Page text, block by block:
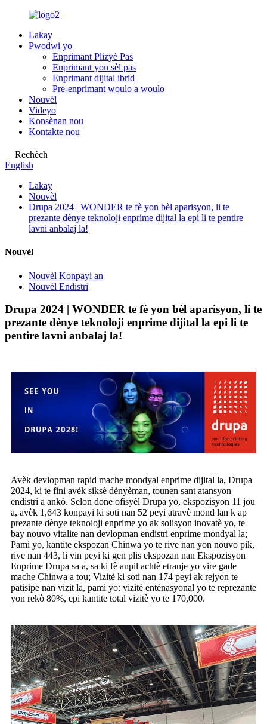
Lakay
Pwodwi yo
Enprimant Plizyè Pas
Enprimant yon sèl pas
Enprimant dijital ibrid
Pre-enprimant woulo a woulo
Nouvèl
Videyo
Konsènan nou
Kontakte nou
Rechèch
English
Lakay
Nouvèl
Drupa 2024 | WONDER te fè yon bèl aparisyon, li te
prezante dènye teknoloji enprime dijital la epi li te pentire
lavni anbalaj la!
Nouvèl
Nouvèl Konpayi an
Nouvèl Endistri
Drupa 2024 | WONDER te fè yon bèl aparisyon, li te
prezante dènye teknoloji enprime dijital la epi li te
pentire lavni anbalaj la!
Avèk devlopman rapid mache mondyal enprime dijital la, Drupa
2024, ki te fini avèk siksè dènyèman, tounen sant atansyon
endistri a ankò. Selon done ofisyèl Drupa yo, ekspozisyon 11 jou
a, avèk 1,643 konpayi ki soti nan 52 peyi atravè mond lan k ap
prezante dènye teknoloji enprime yo ak solisyon inovatè yo, te
bay nouvo vitalite nan devlopman endistri enprime mondyal la;
Pami yo, kantite ekspozan Chinwa yo te rive nan yon nouvo pik,
rive nan 443, li vin peyi ki gen plis ekspozan nan Ekspozisyon
Enprime Drupa sa a, sa ki fè anpil achtè etranje yo vire gade
mache Chinwa a tou; Vizitè ki soti nan 174 peyi ak rejyon te
patisipe nan vizit la, pami yo: vizitè entènasyonal yo te reprezante
yon rekò 80%, epi kantite total vizitè yo te 170,000.